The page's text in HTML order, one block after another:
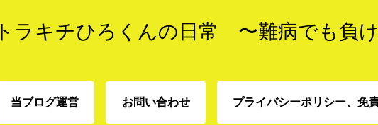
トラキチひろくんの日常 〜難病でも負
当ブログ運営 お問い合わせ プライバシーポリシー、免